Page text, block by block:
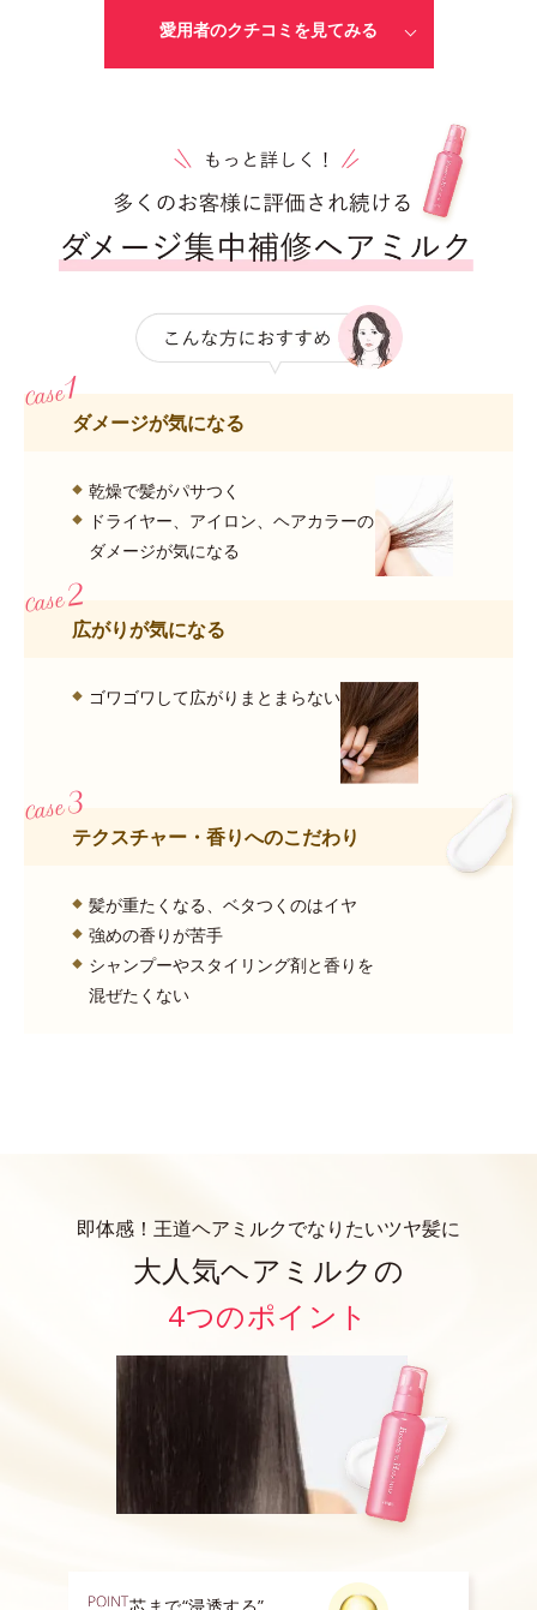
愛用者のクチコミを見てみる
ダメージが気になる
乾燥で髪がパサつく
ドライヤー、アイロン、ヘアカラーの
ダメージが気になる
広がりが気になる
ゴワゴワして広がりまとまらない
テクスチャー・香りへのこだわり
髪が重たくなる、ベタつくのはイヤ
強めの香りが苦手
シャンプーやスタイリング剤と香りを
混ぜたくない
即体感！王道ヘアミルクでなりたいツヤ髪に
大人気ヘアミルクの
4つのポイント